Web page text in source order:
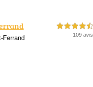
Ferrand
4,5 étoiles sur 5
109 avis